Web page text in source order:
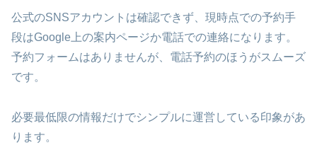
公式のSNSアカウントは確認できず、現時点での予約手
段はGoogle上の案内ページか電話での連絡になります。
予約フォームはありませんが、電話予約のほうがスムーズ
です。
必要最低限の情報だけでシンプルに運営している印象があ
ります。